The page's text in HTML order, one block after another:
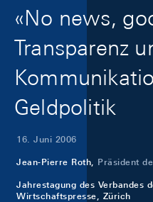
«No news,
Transparenz
Geldpolitik
16. Juni 2006
Jean-Pierre Roth, Präsident
Jahrestagung des Verbandes
Wirtschaftspresse, Zürich